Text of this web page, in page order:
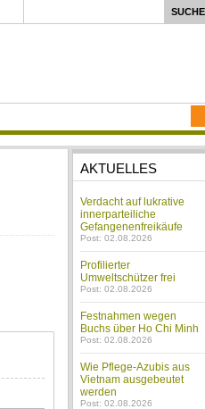
AKTUELLES
Verdacht auf lukrative
innerparteiliche
Gefangenenfreikäufe
Post: 02.08.2026
Profilierter
Umweltschützer frei
Post: 02.08.2026
Festnahmen wegen
Buchs über Ho Chi Minh
Post: 02.08.2026
Wie Pflege-Azubis aus
Vietnam ausgebeutet
werden
Post: 02.08.2026